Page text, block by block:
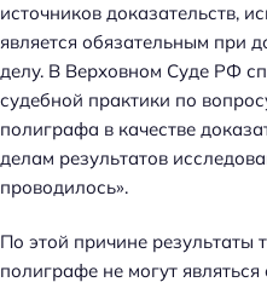
источников доказательств,
является обязательным при
делу. В Верховном Суде РФ
судебной практики по
полиграфа в качестве
делам результатов
проводилось».
По этой причине результаты
полиграфе не могут